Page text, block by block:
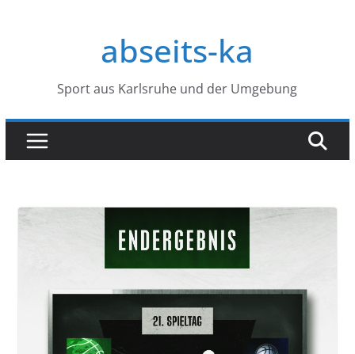
abseits-ka
Sport aus Karlsruhe und der Umgebung